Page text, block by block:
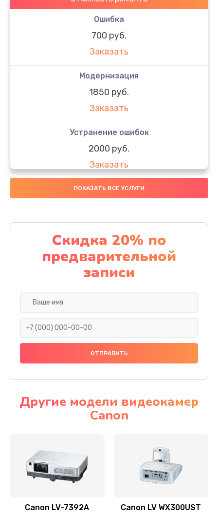
Ошибка
700 руб.
Заказать
Модернизация
1850 руб.
Заказать
Устранение ошибок
2000 руб.
Заказать
Ремонт после залития
Заказать
Ремонт электроплаты
1320 руб.
Заказать
Замена датчика
Замена дисплея
Замена кнопки
Заказать
ПОКАЗАТЬ ВСЕ УСЛУГИ
Скидка 20% по
предварительной
записи
Другие модели видеокамер
Canon
Canon LV-7392A Canon LV WX300UST